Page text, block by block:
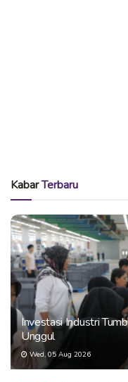
KabarTerbaru
Investasi Industri
Unggul
Wed, 05 Aug 2026